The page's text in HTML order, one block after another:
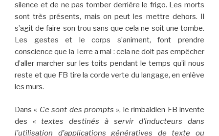
silence et de ne pas tomber derrière le frigo. Les morts
sont très présents, mais on peut les mettre dehors. Il
s’agit de faire son trou sans que cela ne soit une tombe.
Les gestes et le corps s’animent, font prendre
conscience que la Terre a mal : cela ne doit pas empêcher
d’aller marcher sur les toits pendant le temps qu’il nous
reste et que FB tire la corde verte du langage, en enlève
les murs.
Dans « Ce sont des prompts », le rimbaldien FB invente
des «textes destinés à servir d’inducteurs dans
l’utilisation d’applications génératives de texte ou